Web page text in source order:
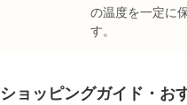
の温度を一定に
す。
ショッピングガイド・お